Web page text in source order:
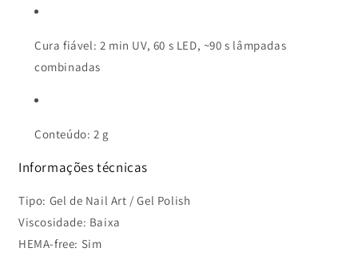
Cura fiável: 2 min UV, 60 s LED, ~90 s lâmpadas
combinadas
Conteúdo: 2 g
Informações técnicas
Tipo: Gel de Nail Art / Gel Polish
Viscosidade: Baixa
HEMA-free: Sim